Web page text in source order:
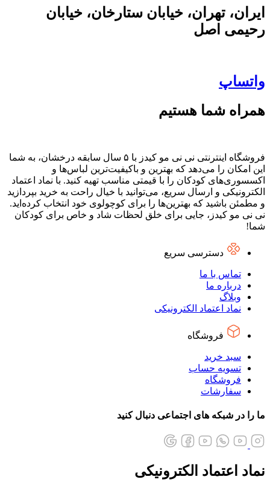
ایران، تهران، خیابان ستارخان، خیابان
رحیمی اصل
واتساپ
همراه شما هستیم
فروشگاه اینترنتی نی نی مو کیدز با ۵ سال سابقه درخشان، به شما
این امکان را می‌دهد که بهترین و باکیفیت‌ترین لباس‌ها و
اکسسوری‌های کودکان را با قیمتی مناسب تهیه کنید. با نماد اعتماد
الکترونیکی و ارسال سریع، می‌توانید با خیال راحت به خرید بپردازید
و مطمئن باشید که بهترین‌ها را برای کوچولوی خود انتخاب کرده‌اید.
نی نی مو کیدز، جایی برای خلق لحظات شاد و خاص برای کودکان
شما!
دسترسی سریع
تماس با ما
درباره ما
وبلاگ
نماد اعتماد الکترونیکی
فروشگاه
سبد خرید
تسویه حساب
فروشگاه
سفارشات
ما را در شبکه های اجتماعی دنبال کنید
نماد اعتماد الکترونیکی